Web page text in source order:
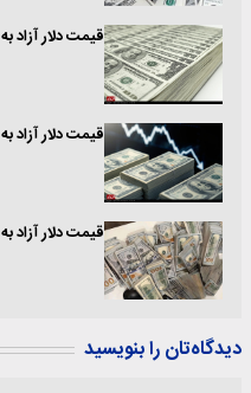
قیمت دلار آزاد به 179 هزار تومان رسید
قیمت دلار آزاد به 177 هزار تومان رسید
قیمت دلار آزاد به 177 هزار تومان رسید
دیدگاه‌تان را بنویسید